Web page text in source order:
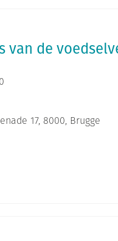
van de
17, 8000, Brugge